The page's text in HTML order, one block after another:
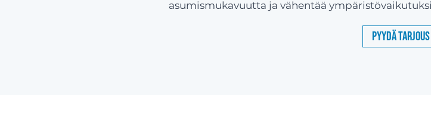
asumismukavuutta ja vähentää
Pyydä tarjous